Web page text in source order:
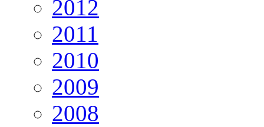
2012
2011
2010
2009
2008